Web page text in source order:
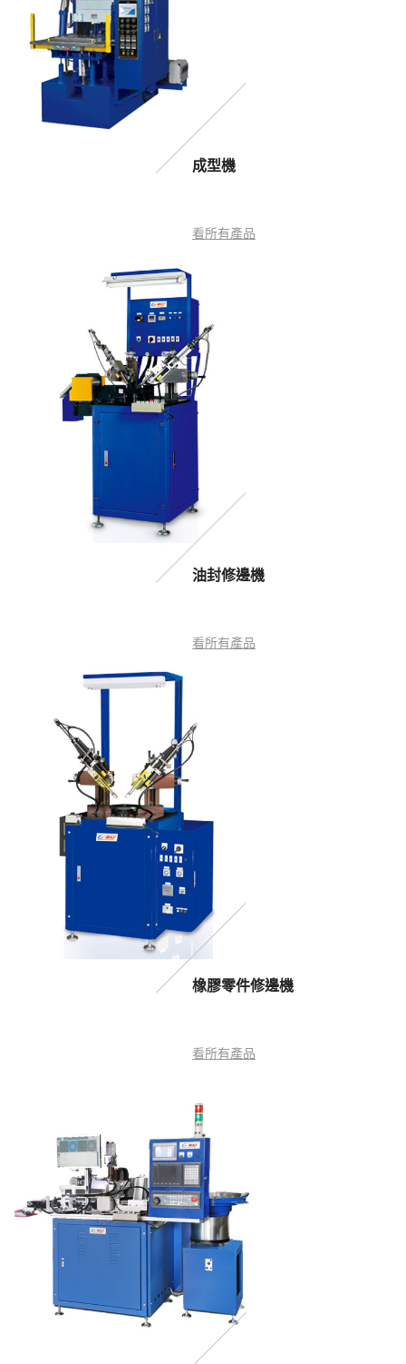
成型機
看所有產品
油封修邊機
看所有產品
橡膠零件修邊機
看所有產品